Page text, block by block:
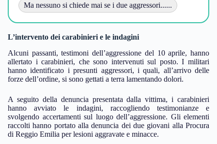
Ma nessuno si chiede mai se i due aggressori......
L’intervento dei carabinieri e le indagini
Alcuni passanti, testimoni dell’aggressione del 10 aprile, hanno
allertato i carabinieri, che sono intervenuti sul posto. I militari
hanno identificato i presunti aggressori, i quali, all’arrivo delle
forze dell’ordine, si sono gettati a terra lamentando dolori.
A seguito della denuncia presentata dalla vittima, i carabinieri
hanno avviato le indagini, raccogliendo testimonianze e
svolgendo accertamenti sul luogo dell’aggressione. Gli elementi
raccolti hanno portato alla denuncia dei due giovani alla Procura
di Reggio Emilia per lesioni aggravate e minacce.